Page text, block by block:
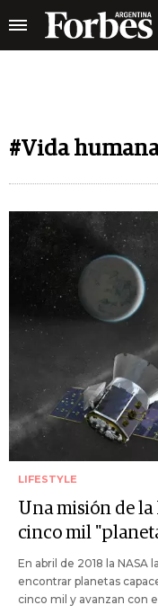
#Vida
LIFESTYLE
Una misión de la
cinco mil
En abril de 2018 la NASA
encontrar planetas
cinco mil y avanzan con